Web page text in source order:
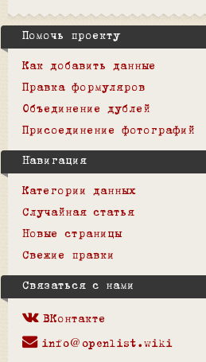
Помочь проекту
Как добавить данные
Правка формуляров
Объединение дублей
Присоединение фотографий
Навигация
Категории данных
Случайная статья
Новые страницы
Свежие правки
Связаться с нами
ВКонтакте
info@openlist.wiki